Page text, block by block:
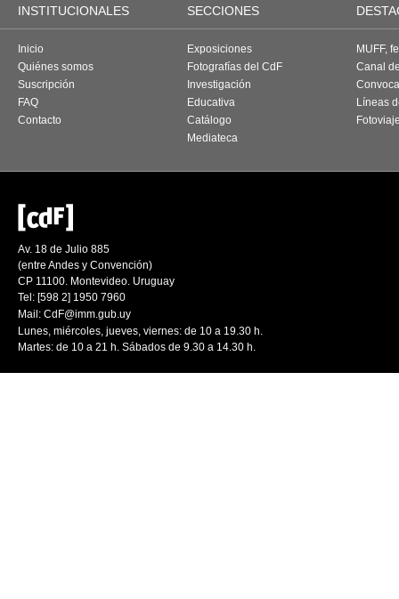
INSTITUCIONALES SECCIONES
Inicio
Quiénes somos
Suscripción
FAQ
Contacto
Exposiciones
Fotografías del CdF
Investigación
Educativa
Catálogo
Mediateca
MUFF,
Canal
Líneas
Av. 18 de Julio 885
(entre Andes y Convención)
CP 11100. Montevideo. Uruguay
Tel: [598 2] 1950 7960
Mail: CdF@imm.gub.uy
Lunes, miércoles, jueves, viernes: de 10 a 19.30 h.
Martes: de 10 a 21 h. Sábados de 9.30 a 14.30 h.